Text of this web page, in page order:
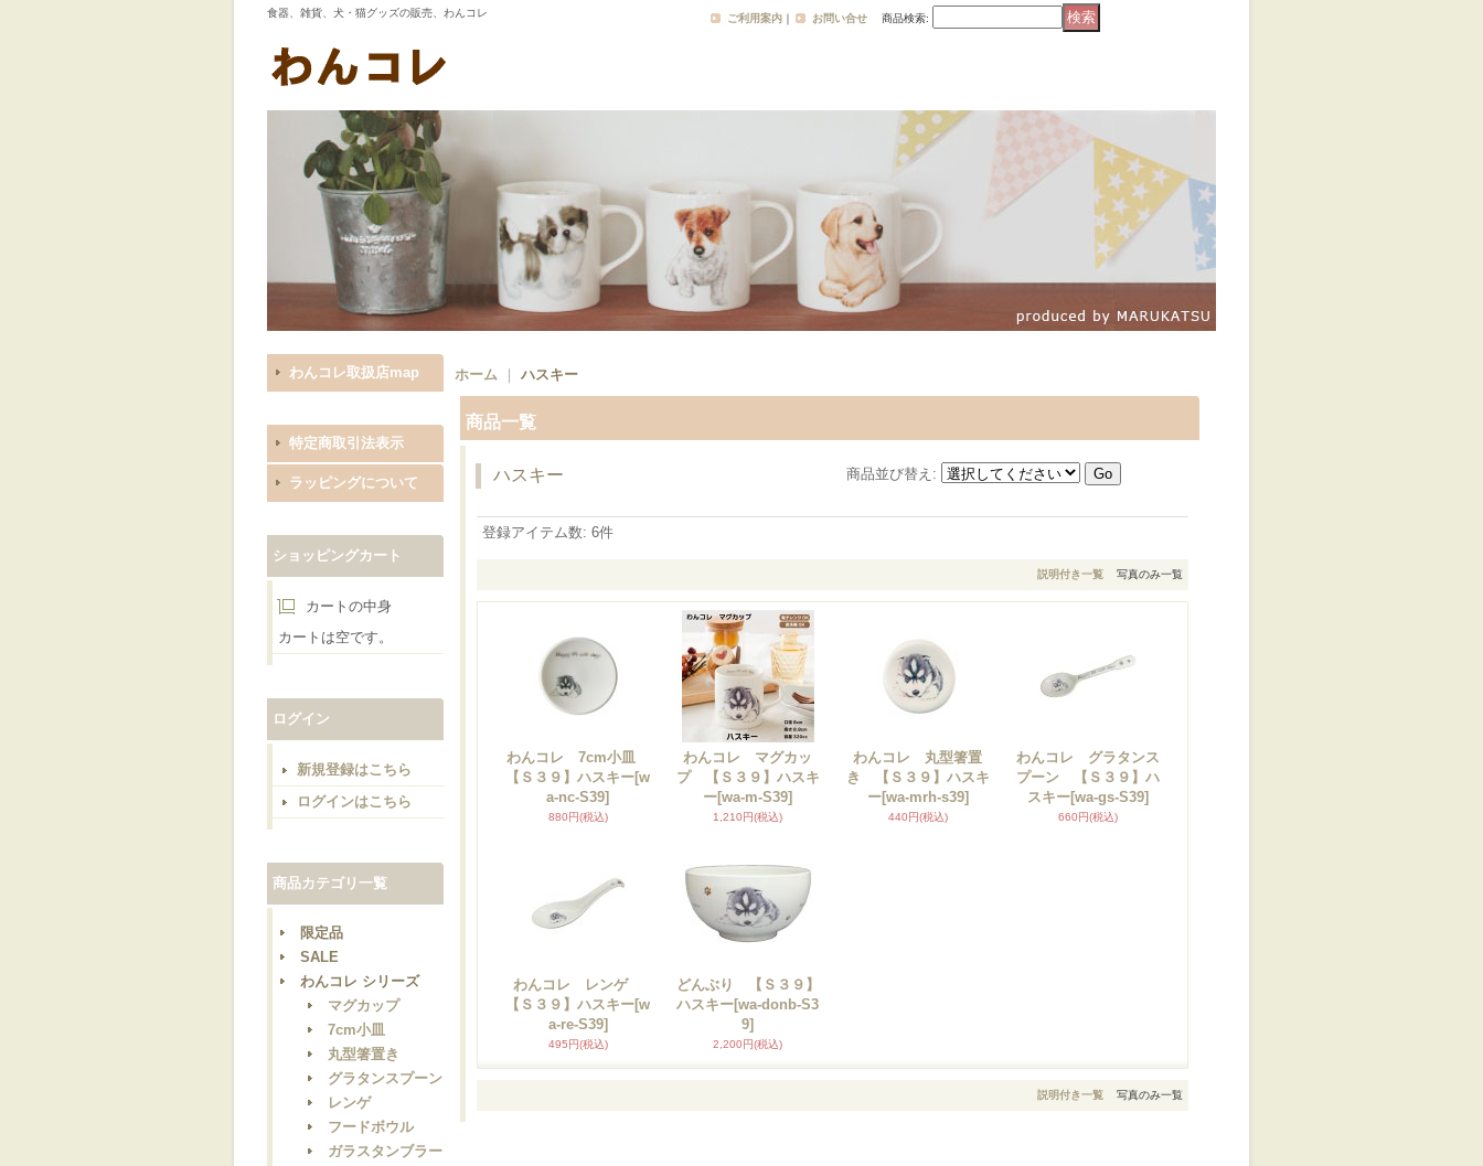
食器、雑貨、犬・猫グッズの販売、わんコレ ご利用案内 ｜ お問い合せ 商品検索:
わんコレ取扱店map
特定商取引法表示
ラッピングについて
ショッピングカート
カートの中身
カートは空です。
ログイン
新規登録はこちら
ログインはこちら
商品カテゴリ一覧
限定品
SALE
わんコレ シリーズ
マグカップ
7cm小皿
丸型箸置き
グラタンスプーン
レンゲ
フードボウル
ガラスタンブラー
ホーム ハスキー
商品一覧
ハスキー 商品並び替え :
登録アイテム数: 6件
説明付き一覧 写真のみ一覧
わんコレ 7cm小皿
【Ｓ３９】ハスキー[w
a-nc-S39]
880円(税込)
わんコレ マグカッ
プ 【Ｓ３９】ハスキ
ー[wa-m-S39]
1,210円(税込)
わんコレ 丸型箸置
き 【Ｓ３９】ハスキ
ー[wa-mrh-s39]
440円(税込)
わんコレ グラタンス
プーン 【Ｓ３９】ハ
スキー[wa-gs-S39]
660円(税込)
わんコレ レンゲ
【Ｓ３９】ハスキー[w
a-re-S39]
495円(税込)
どんぶり 【Ｓ３９】
ハスキー[wa-donb-S3
9]
2,200円(税込)
説明付き一覧 写真のみ一覧